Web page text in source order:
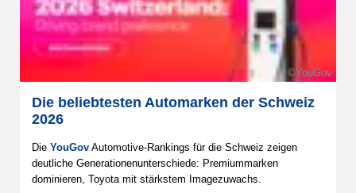
©YouGov
Die beliebtesten Automarken der Schweiz
2026
Die YouGov Automotive-Rankings für die Schweiz zeigen
deutliche Generationenunterschiede: Premiummarken
dominieren, Toyota mit stärkstem Imagezuwachs.